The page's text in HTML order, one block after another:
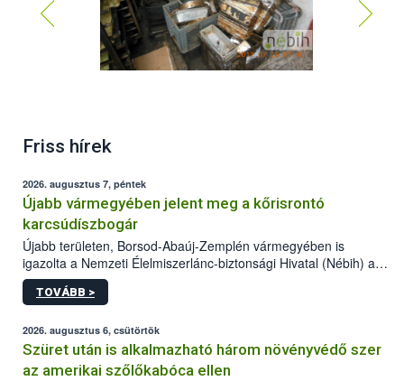
Friss hírek
2026. augusztus 7, péntek
Újabb vármegyében jelent meg a kőrisrontó
karcsúdíszbogár
Újabb területen, Borsod-Abaúj-Zemplén vármegyében is
igazolta a Nemzeti Élelmiszerlánc-biztonsági Hivatal (Nébih) a
kőrisrontó karcsúdíszbogár (Agrilus planipennis) jelenlétét. A
kártevőt nem csak színcsapdában találták meg, de már fertőzött
az intenzív felderítést, emellett az intézkedéseket a szlovák
hatósággal is összehangolják a terjedés megállítása érdekében.
TOVÁBB >
2026. augusztus 6, csütörtök
Szüret után is alkalmazható három növényvédő szer
az amerikai szőlőkabóca ellen